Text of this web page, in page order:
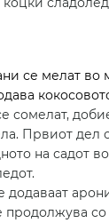
се мелат во
сомелат,
Првиот дел
на садот
додаваат
продолжува